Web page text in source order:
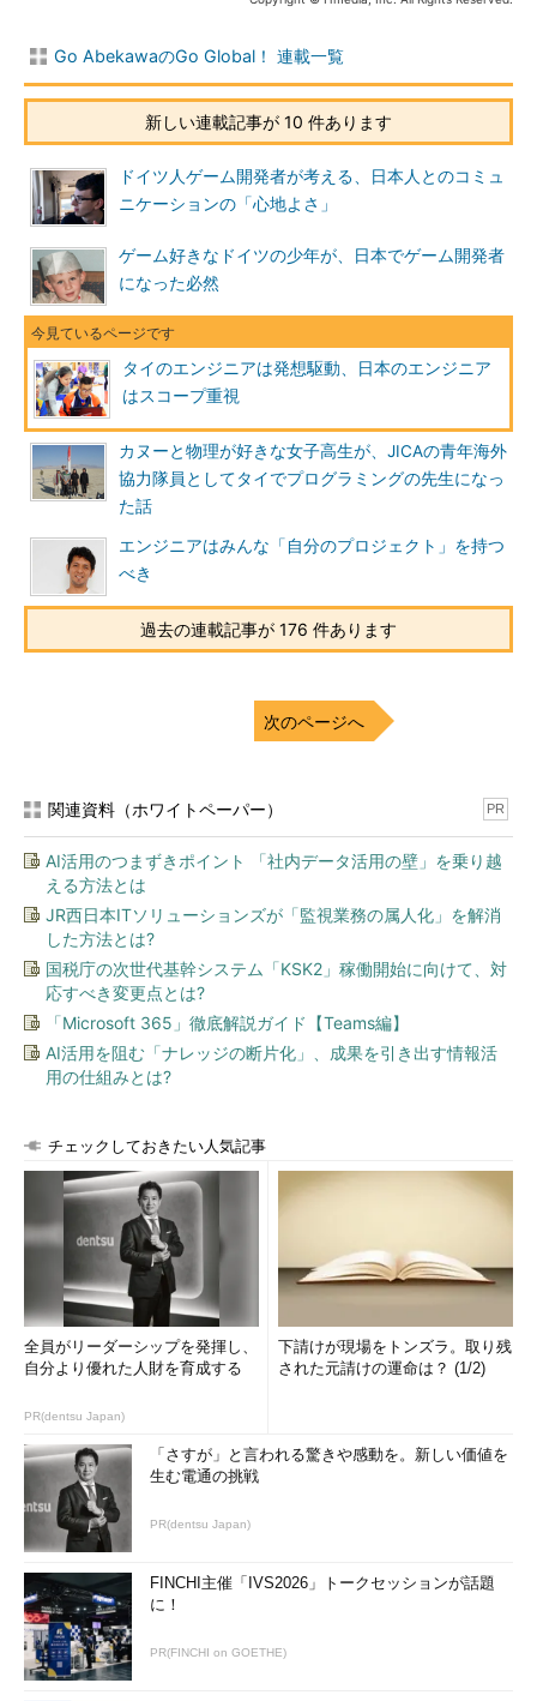
Go AbekawaのGo Global！ 連載一覧
新しい連載記事が 10 件あります
ドイツ人ゲーム開発者が考える、日本人とのコミュ
ニケーションの「心地よさ」
ゲーム好きなドイツの少年が、日本でゲーム開発者
になった必然
タイのエンジニアは発想駆動、日本のエンジニア
はスコープ重視
カヌーと物理が好きな女子高生が、JICAの青年海外
協力隊員としてタイでプログラミングの先生になっ
た話
エンジニアはみんな「自分のプロジェクト」を持つ
べき
過去の連載記事が 176 件あります
次のページへ
関連資料（ホワイトペーパー） PR
AI活用のつまずきポイント 「社内データ活用の壁」を乗り越
える方法とは
JR西日本ITソリューションズが「監視業務の属人化」を解消
した方法とは?
国税庁の次世代基幹システム「KSK2」稼働開始に向けて、対
応すべき変更点とは?
「Microsoft 365」徹底解説ガイド【Teams編】
AI活用を阻む「ナレッジの断片化」、成果を引き出す情報活
用の仕組みとは?
チェックしておきたい人気記事
全員がリーダーシップを発揮し、
自分より優れた人財を育成する
PR(dentsu Japan)
下請けが現場をトンズラ。取り残
された元請けの運命は？ (1/2)
「さすが」と言われる驚きや感動を。新しい価値を
生む電通の挑戦
PR(dentsu Japan)
FINCHI主催「IVS2026」トークセッションが話題
に！
PR(FINCHI on GOETHE)